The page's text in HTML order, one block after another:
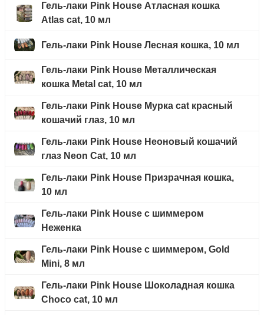
Гель-лаки Pink House Атласная кошка
Atlas cat, 10 мл
Гель-лаки Pink House Лесная кошка, 10 мл
Гель-лаки Pink House Металлическая
кошка Metal cat, 10 мл
Гель-лаки Pink House Мурка cat красный
кошачий глаз, 10 мл
Гель-лаки Pink House Неоновый кошачий
глаз Neon Cat, 10 мл
Гель-лаки Pink House Призрачная кошка,
10 мл
Гель-лаки Pink House с шиммером
Неженка
Гель-лаки Pink House с шиммером, Gold
Mini, 8 мл
Гель-лаки Pink House Шоколадная кошка
Choco cat, 10 мл